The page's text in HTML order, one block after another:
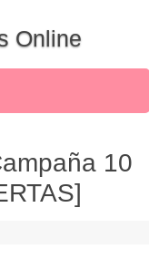
Online
10